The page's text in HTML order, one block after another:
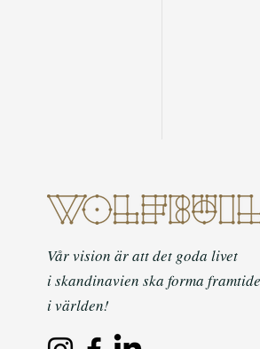
Vår vision är att det goda livet
i skandinavien ska forma
i världen!